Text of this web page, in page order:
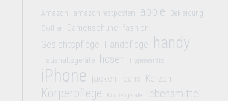
Amazon amazon restposten apple Bekleidung
Collier Damenschuhe fashion
Gesichtspflege Handpflege handy
Haushaltsgeräte hosen Hygieneartikel
iPhone jacken jeans Kerzen
Körperpflege Küchengeräte lebensmittel